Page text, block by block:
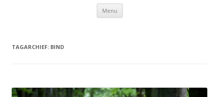
Menu Spring
inhoud
TAGARCHIEF: BIND